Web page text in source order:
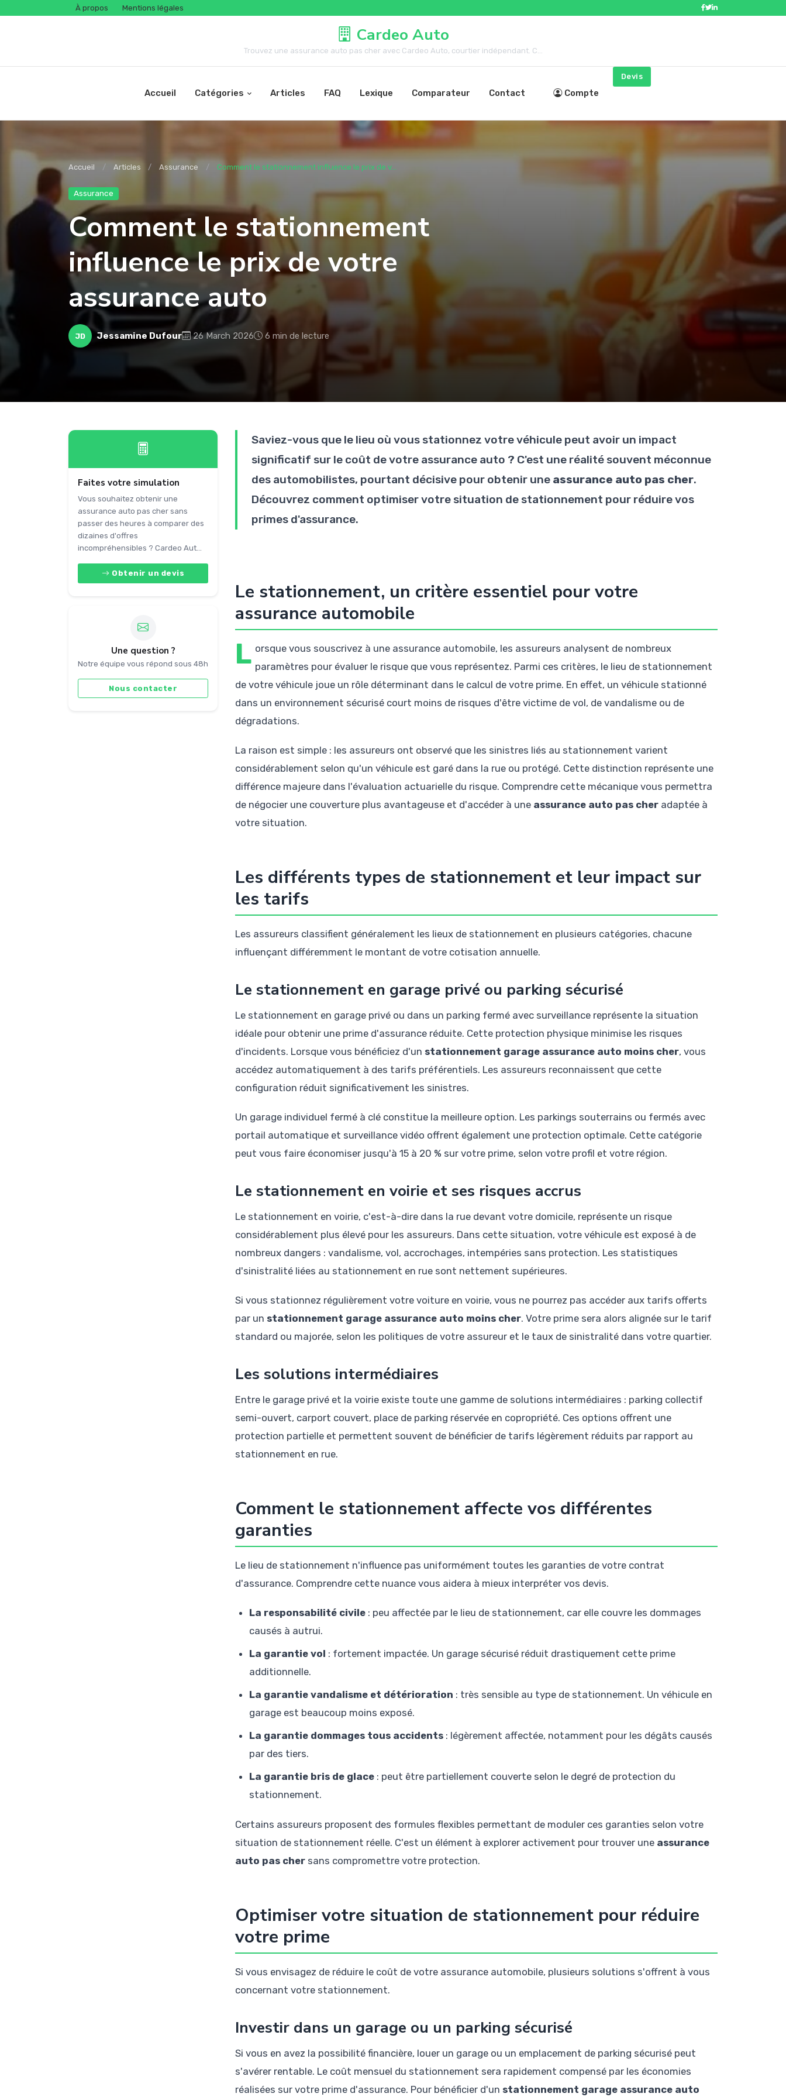
À propos Mentions légales
Cardeo Auto
Trouvez une assurance auto pas cher avec Cardeo Auto, courtier indépendant. C...
Accueil Catégories Articles FAQ Lexique Comparateur Contact Compte
Devis
Accueil Articles Assurance Comment le stationnement influence le prix de v...
Assurance
Comment le stationnement
influence le prix de votre
assurance auto
JD Jessamine Dufour 26 March 2026 6 min de lecture
Faites votre simulation
Vous souhaitez obtenir une
assurance auto pas cher sans
passer des heures à comparer des
dizaines d'offres
incompréhensibles ? Cardeo Aut...
Obtenir un devis
Une question ?
Notre équipe vous répond sous 48h
Nous contacter
Saviez-vous que le lieu où vous stationnez votre véhicule peut avoir un impact
significatif sur le coût de votre assurance auto ? C'est une réalité souvent méconnue
des automobilistes, pourtant décisive pour obtenir une assurance auto pas cher.
Découvrez comment optimiser votre situation de stationnement pour réduire vos
primes d'assurance.
Le stationnement, un critère essentiel pour votre
assurance automobile
L orsque vous souscrivez à une assurance automobile, les assureurs analysent de nombreux
paramètres pour évaluer le risque que vous représentez. Parmi ces critères, le lieu de stationnement
de votre véhicule joue un rôle déterminant dans le calcul de votre prime. En effet, un véhicule stationné
dans un environnement sécurisé court moins de risques d'être victime de vol, de vandalisme ou de
dégradations.
La raison est simple : les assureurs ont observé que les sinistres liés au stationnement varient
considérablement selon qu'un véhicule est garé dans la rue ou protégé. Cette distinction représente une
différence majeure dans l'évaluation actuarielle du risque. Comprendre cette mécanique vous permettra
de négocier une couverture plus avantageuse et d'accéder à une assurance auto pas cher adaptée à
votre situation.
Les différents types de stationnement et leur impact sur
les tarifs
Les assureurs classifient généralement les lieux de stationnement en plusieurs catégories, chacune
influençant différemment le montant de votre cotisation annuelle.
Le stationnement en garage privé ou parking sécurisé
Le stationnement en garage privé ou dans un parking fermé avec surveillance représente la situation
idéale pour obtenir une prime d'assurance réduite. Cette protection physique minimise les risques
d'incidents. Lorsque vous bénéficiez d'un stationnement garage assurance auto moins cher, vous
accédez automatiquement à des tarifs préférentiels. Les assureurs reconnaissent que cette
configuration réduit significativement les sinistres.
Un garage individuel fermé à clé constitue la meilleure option. Les parkings souterrains ou fermés avec
portail automatique et surveillance vidéo offrent également une protection optimale. Cette catégorie
peut vous faire économiser jusqu'à 15 à 20 % sur votre prime, selon votre profil et votre région.
Le stationnement en voirie et ses risques accrus
Le stationnement en voirie, c'est-à-dire dans la rue devant votre domicile, représente un risque
considérablement plus élevé pour les assureurs. Dans cette situation, votre véhicule est exposé à de
nombreux dangers : vandalisme, vol, accrochages, intempéries sans protection. Les statistiques
d'sinistralité liées au stationnement en rue sont nettement supérieures.
Si vous stationnez régulièrement votre voiture en voirie, vous ne pourrez pas accéder aux tarifs offerts
par un stationnement garage assurance auto moins cher. Votre prime sera alors alignée sur le tarif
standard ou majorée, selon les politiques de votre assureur et le taux de sinistralité dans votre quartier.
Les solutions intermédiaires
Entre le garage privé et la voirie existe toute une gamme de solutions intermédiaires : parking collectif
semi-ouvert, carport couvert, place de parking réservée en copropriété. Ces options offrent une
protection partielle et permettent souvent de bénéficier de tarifs légèrement réduits par rapport au
stationnement en rue.
Comment le stationnement affecte vos différentes
garanties
Le lieu de stationnement n'influence pas uniformément toutes les garanties de votre contrat
d'assurance. Comprendre cette nuance vous aidera à mieux interpréter vos devis.
La responsabilité civile : peu affectée par le lieu de stationnement, car elle couvre les dommages
causés à autrui.
La garantie vol : fortement impactée. Un garage sécurisé réduit drastiquement cette prime
additionnelle.
La garantie vandalisme et détérioration : très sensible au type de stationnement. Un véhicule en
garage est beaucoup moins exposé.
La garantie dommages tous accidents : légèrement affectée, notamment pour les dégâts causés
par des tiers.
La garantie bris de glace : peut être partiellement couverte selon le degré de protection du
stationnement.
Certains assureurs proposent des formules flexibles permettant de moduler ces garanties selon votre
situation de stationnement réelle. C'est un élément à explorer activement pour trouver une assurance
auto pas cher sans compromettre votre protection.
Optimiser votre situation de stationnement pour réduire
votre prime
Si vous envisagez de réduire le coût de votre assurance automobile, plusieurs solutions s'offrent à vous
concernant votre stationnement.
Investir dans un garage ou un parking sécurisé
Si vous en avez la possibilité financière, louer un garage ou un emplacement de parking sécurisé peut
s'avérer rentable. Le coût mensuel du stationnement sera rapidement compensé par les économies
réalisées sur votre prime d'assurance. Pour bénéficier d'un stationnement garage assurance auto